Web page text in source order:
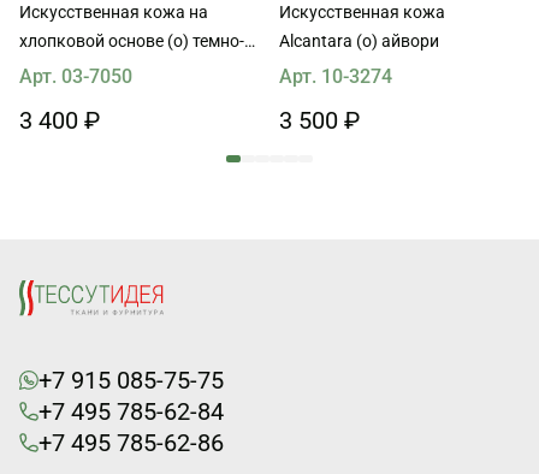
Искусственная кожа на
хлопковой основе (о) темно-
коричневая
Арт. 03-7050
3 400 ₽
Искусственная кожа
Alcantara (о) айвори
Арт. 10-3274
3 500 ₽
+7 915 085-75-75
+7 495 785-62-84
+7 495 785-62-86